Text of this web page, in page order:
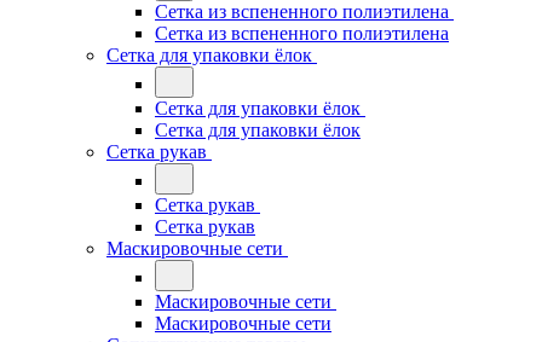
Сетка из вспененного полиэтилена
Сетка из вспененного полиэтилена
Сетка для упаковки ёлок
Сетка для упаковки ёлок
Сетка для упаковки ёлок
Сетка рукав
Сетка рукав
Сетка рукав
Маскировочные сети
Маскировочные сети
Маскировочные сети